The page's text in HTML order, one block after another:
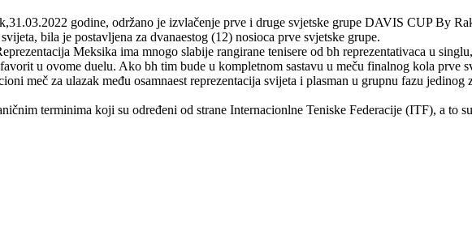
godine, održano je izvlačenje prve i druge svjetske grupe DAVIS CUP By
bila je postavljena za dvanaestog (12) nosioca prve svjetske grupe.
Meksika ima mnogo slabije rangirane tenisere od bh reprezentativaca u
u ovome duelu. Ako bh tim bude u kompletnom sastavu u meču finalnog kola prve
meč za ulazak među osamnaest reprezentacija svijeta i plasman u grupnu fazu jedinog
terminima koji su određeni od strane Internacionlne Teniske Federacije (ITF), a to